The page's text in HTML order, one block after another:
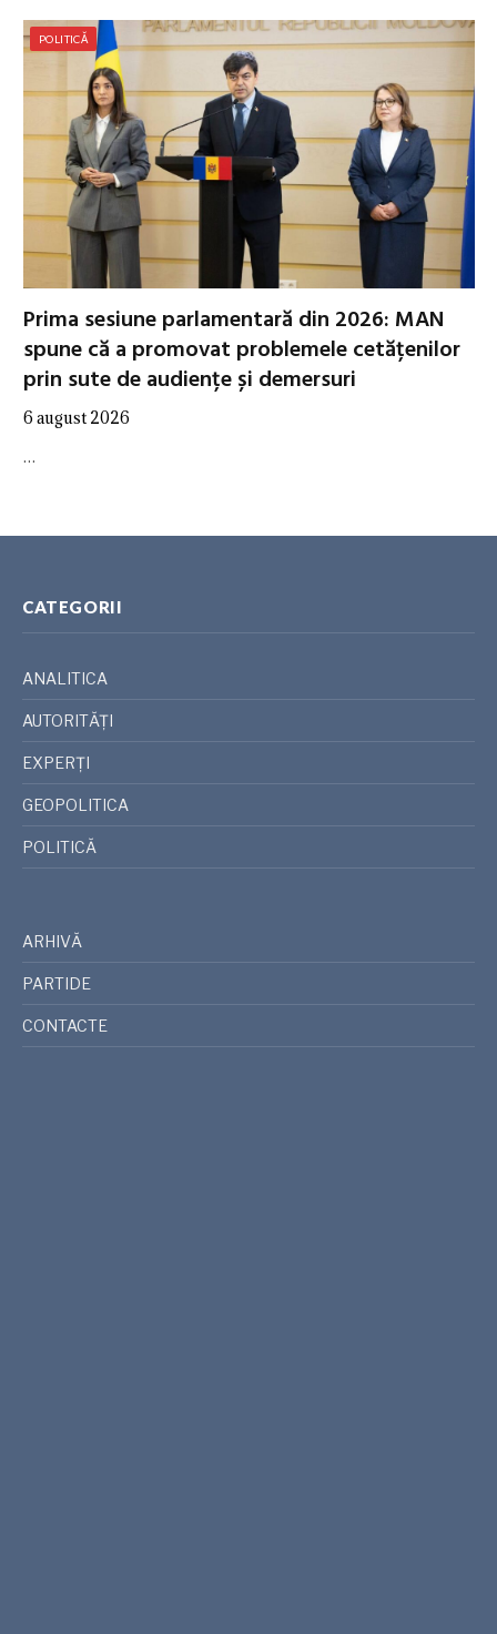
POLITICĂ
Prima sesiune parlamentară din 2026: MAN
spune că a promovat problemele cetățenilor
prin sute de audiențe și demersuri
6 august 2026
…
CATEGORII
ANALITICA
AUTORITĂȚI
EXPERȚI
GEOPOLITICA
POLITICĂ
ARHIVĂ
PARTIDE
CONTACTE